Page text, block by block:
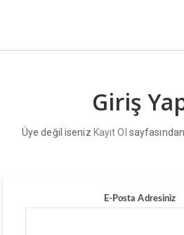
Giriş
Üye değil iseniz Kayıt Ol
E-Posta Adresiniz